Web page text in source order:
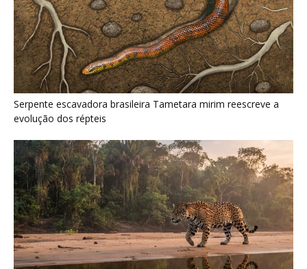
Como a majestosa onça pintada protege as margens dos rios
e sustenta o equilíbrio ecológico na floresta amazônica
Últimas noticias
Jacamim usa vocalização grave que
atravessa o sub-bosque e mantém o...
5 de agosto de 2026